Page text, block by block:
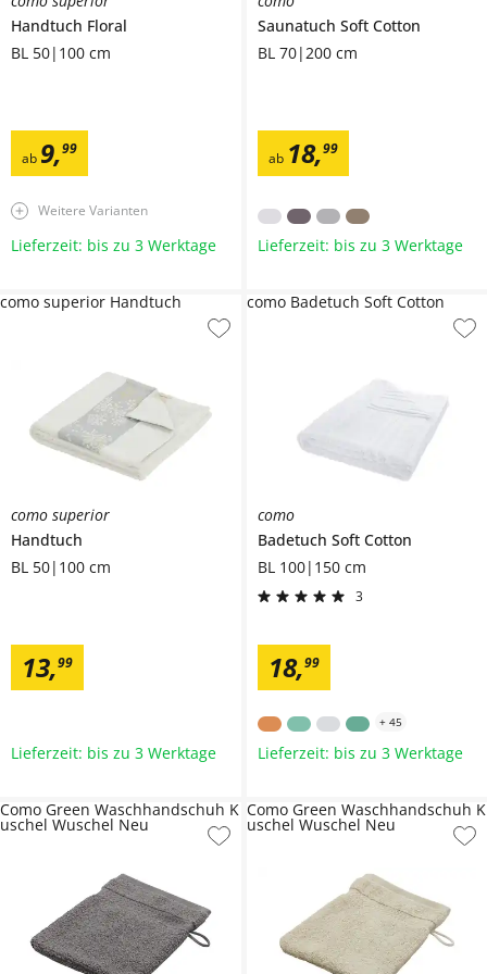
Handtuch Floral
BL 50|100 cm
ab 9,99
Weitere Varianten
Lieferzeit: bis zu 3 Werktage
Saunatuch Soft Cotton
BL 70|200 cm
ab 18,99
Lieferzeit: bis zu 3 Werktage
como superior
Handtuch
BL 50|100 cm
13,99
como superior Handtuch
Lieferzeit: bis zu 3 Werktage
como
Badetuch Soft Cotton
BL 100|150 cm
3
18,99
como Badetuch Soft Cotton
+ 45
Lieferzeit: bis zu 3 Werktage
Como Green Waschhandschuh K
uschel Wuschel Neu
Como Green Waschhandschuh K
uschel Wuschel Neu